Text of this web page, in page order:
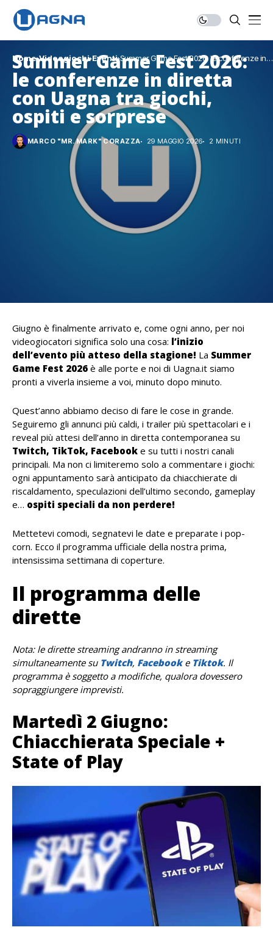
Home Videogiochi Eventi Summer Game Fest 2026: le conferenze in
diretta con Uagna tra giochi, ospiti e
sorprese
Summer Game Fest 2026:
le conferenze in diretta
con Uagna tra giochi,
ospiti e sorprese
MARCO "MR. MARK" CORAZZA 29 MAGGIO 2026 2 MINUTI
Giugno è finalmente arrivato e, come ogni anno, per noi
videogiocatori significa solo una cosa: l’inizio
dell’evento più atteso della stagione! La Summer
Game Fest 2026 è alle porte e noi di Uagna.it siamo
pronti a viverla insieme a voi, minuto dopo minuto.
Quest’anno abbiamo deciso di fare le cose in grande.
Seguiremo gli annunci più caldi, i trailer più spettacolari e i
reveal più attesi dell’anno in diretta contemporanea su
Twitch, TikTok, Facebook e su tutti i nostri canali
principali. Ma non ci limiteremo solo a commentare i giochi:
ogni appuntamento sarà anticipato da chiacchierate di
riscaldamento, speculazioni dell’ultimo secondo, gameplay
e… ospiti speciali da non perdere!
Mettetevi comodi, segnatevi le date e preparate i pop-
corn. Ecco il programma ufficiale della nostra prima,
intensissima settimana di coperture.
Il programma delle
dirette
Nota: le dirette streaming andranno in streaming
simultaneamente su Twitch, Facebooke Tiktok. Il
programma è soggetto a modifiche, qualora dovessero
sopraggiungere imprevisti.
Martedì 2 Giugno:
Chiacchierata Speciale +
State of Play